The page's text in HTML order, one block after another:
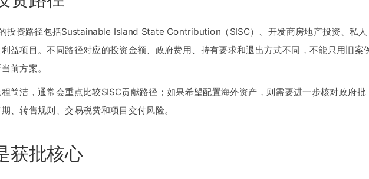
投资路径包括Sustainable Island State Contribution（SISC）、开发商房地产投资、私人
益项目。不同路径对应的投资金额、政府费用、持有要求和退出方式不同，不能只用旧案
前方案。
简洁，通常会重点比较SISC贡献路径；如果希望配置海外资产，则需要进一步核对政府批
、转售规则、交易税费和项目交付风险。
获批核心